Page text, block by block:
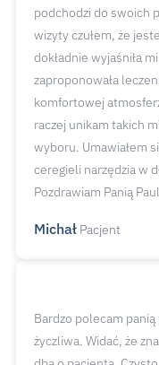
podchodzi do swoich
wizyty czułem, że
dokładnie wyjaśniła
zaproponowała
komfortowej
raczej unikam takich
wyboru. Umawiałem
ceregieli narzędzia w
Pozdrawiam Panią
Michał Pacjent
Bardzo polecam
życzliwa. Widać, że